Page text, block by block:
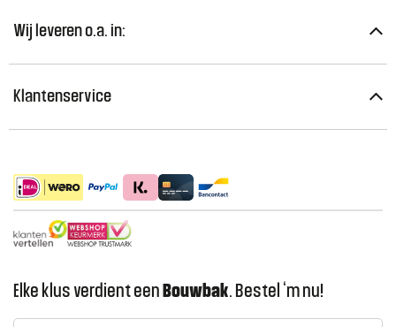
Elke klus verdient een Bouwbak. Bestel ‘m nu!
Wij leveren o.a. in:
Klantenservice